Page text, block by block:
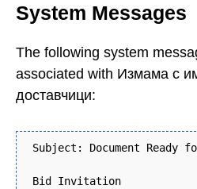
System Messages
The following system
associated with Измама с
доставчици:
Subject: Document Ready
Bid Invitation